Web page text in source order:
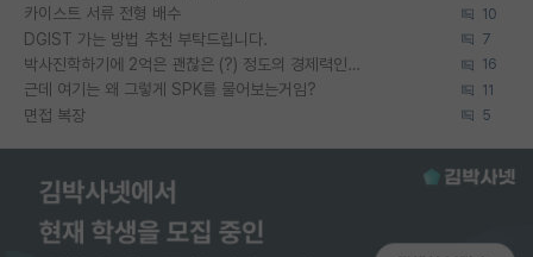
카이스트 서류 전형 배수 10
DGIST 가는 방법 추천 부탁드립니다. 7
박사진학하기에 2억은 괜찮은 (?) 정도의 경제력인가요 16
근데 여기는 왜 그렇게 SPK를 물어보는거임? 11
면접 복장 5